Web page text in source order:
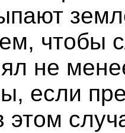
чтобы
не
если